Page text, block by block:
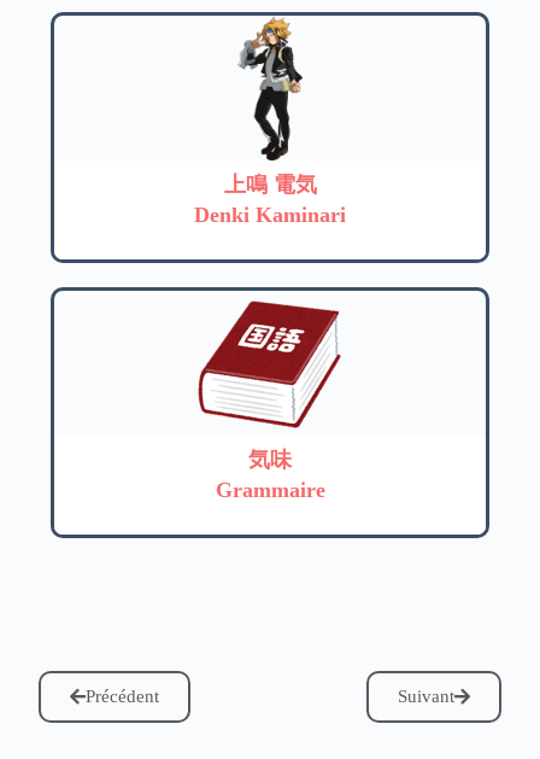
上鳴 電気
Denki Kaminari
気味
Grammaire
Précédent Suivant